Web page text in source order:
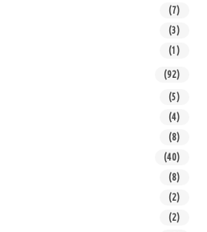
(7)
(3)
(1)
(92)
(5)
(4)
(8)
(40)
(8)
(2)
(2)